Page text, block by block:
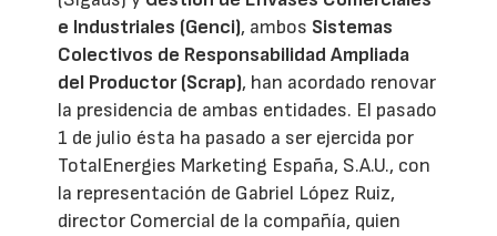
e Industriales (Genci), ambos Sistemas
Colectivos de Responsabilidad Ampliada
del Productor (Scrap), han acordado renovar
la presidencia de ambas entidades. El pasado
1 de julio ésta ha pasado a ser ejercida por
TotalEnergies Marketing España, S.A.U., con
la representación de Gabriel López Ruiz,
director Comercial de la compañía, quien